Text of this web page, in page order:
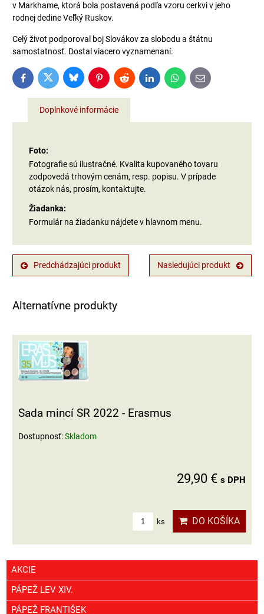
v Markhame, ktorá bola postavená podľa vzoru cerkvi v jeho
rodnej dedine Veľký Ruskov.
Celý život podporoval boj Slovákov za slobodu a štátnu
samostatnosť. Dostal viacero vyznamenaní.
FacebookTwitter BlueskyPinterestReddit LinkedInWhatsApp
E-
mail
Doplnkové informácie
Foto:
Fotografie sú ilustračné. Kvalita kupovaného tovaru
zodpovedá trhovým cenám, resp. popisu. V prípade
otázok nás, prosím, kontaktujte.
Žiadanka:
Formulár na žiadanku nájdete v hlavnom menu.
Predchádzajúci produkt Nasledujúci produkt
Alternatívne produkty
Sada mincí SR 2022 - Erasmus
Dostupnosť:Skladom
29,90 € s DPH
ks DO KOŠÍKA
AKCIE
PÁPEŽ LEV XIV.
PÁPEŽ FRANTIŠEK